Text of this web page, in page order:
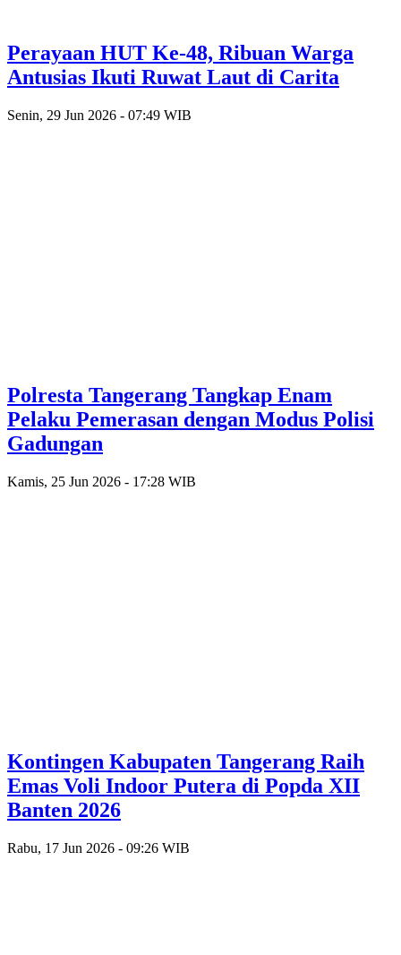
Perayaan HUT Ke-48, Ribuan Warga
Antusias Ikuti Ruwat Laut di Carita
Senin, 29 Jun 2026 - 07:49 WIB
Polresta Tangerang Tangkap Enam
Pelaku Pemerasan dengan Modus Polisi
Gadungan
Kamis, 25 Jun 2026 - 17:28 WIB
Kontingen Kabupaten Tangerang Raih
Emas Voli Indoor Putera di Popda XII
Banten 2026
Rabu, 17 Jun 2026 - 09:26 WIB